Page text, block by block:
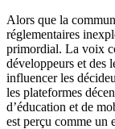
Alors que la
réglementaires
primordial. La voix
développeurs et des
influencer les
les plateformes
d’éducation et de
est perçu comme un